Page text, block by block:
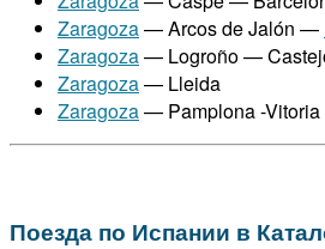
Zaragoza— Arcos de Jalón —
Zaragoza— Logroño —
Zaragoza— Lleida
Zaragoza— Pamplona -Vitoria
Поезда по Испании в